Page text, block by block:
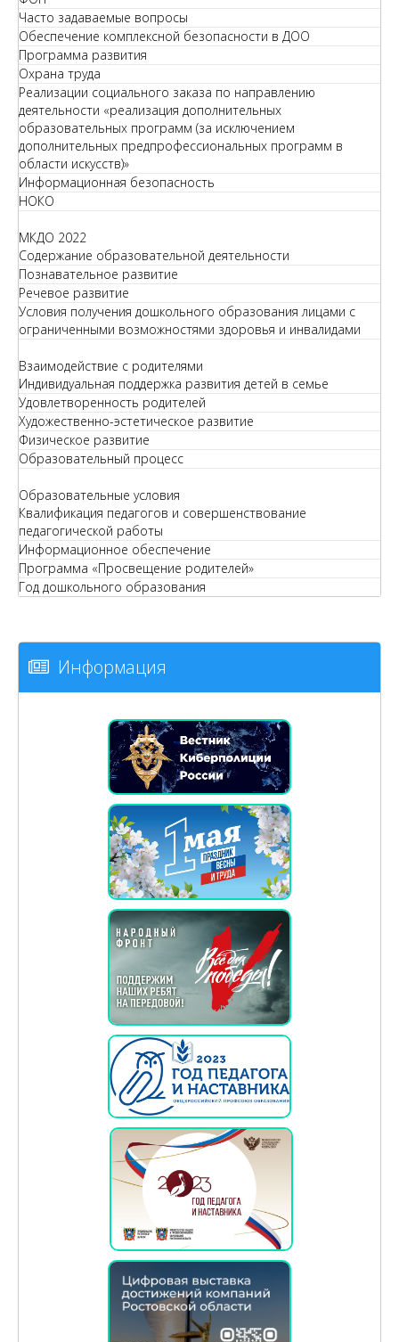
Часто задаваемые вопросы
Обеспечение комплексной безопасности в ДОО
Программа развития
Охрана труда
Реализации социального заказа по направлению
деятельности «реализация дополнительных
образовательных программ (за исключением
дополнительных предпрофессиональных программ в
области искусств)»
Информационная безопасность
НОКО
МКДО 2022
Содержание образовательной деятельности
Познавательное развитие
Речевое развитие
Условия получения дошкольного образования лицами с
ограниченными возможностями здоровья и инвалидами
Взаимодействие с родителями
Индивидуальная поддержка развития детей в семье
Удовлетворенность родителей
Художественно-эстетическое развитие
Физическое развитие
Образовательный процесс
Образовательные условия
Квалификация педагогов и совершенствование
педагогической работы
Информационное обеспечение
Программа «Просвещение родителей»
Год дошкольного образования
Информация